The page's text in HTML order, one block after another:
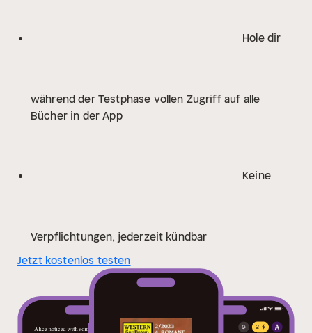
Höllentrails standen …
Ich klopfte gegen die Tür.
rotem Gesicht und grauen Haaren, die sich über der
Stirn schon stark gelichtet hatten. Er musterte uns.
»Mein Name ist Bill
Richter Humphrey hat uns abgeordnet, damit wir den
Hole dir
während der Testphase vollen Zugriff auf alle
Bücher in der App
Keine
Verpflichtungen, jederzeit kündbar
Jetzt kostenlos testen